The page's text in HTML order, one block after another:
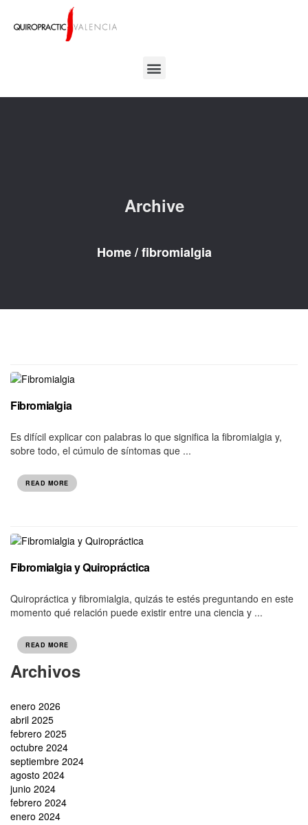
Archive
Home / fibromialgia
Fibromialgia
Es difícil explicar con palabras lo que significa la fibromialgia y,
sobre todo, el cúmulo de síntomas que ...
READ MORE
Fibromialgia y Quiropráctica
Quiropráctica y fibromialgia, quizás te estés preguntando en este
momento qué relación puede existir entre una ciencia y ...
READ MORE
Archivos
enero 2026
abril 2025
febrero 2025
octubre 2024
septiembre 2024
agosto 2024
junio 2024
febrero 2024
enero 2024